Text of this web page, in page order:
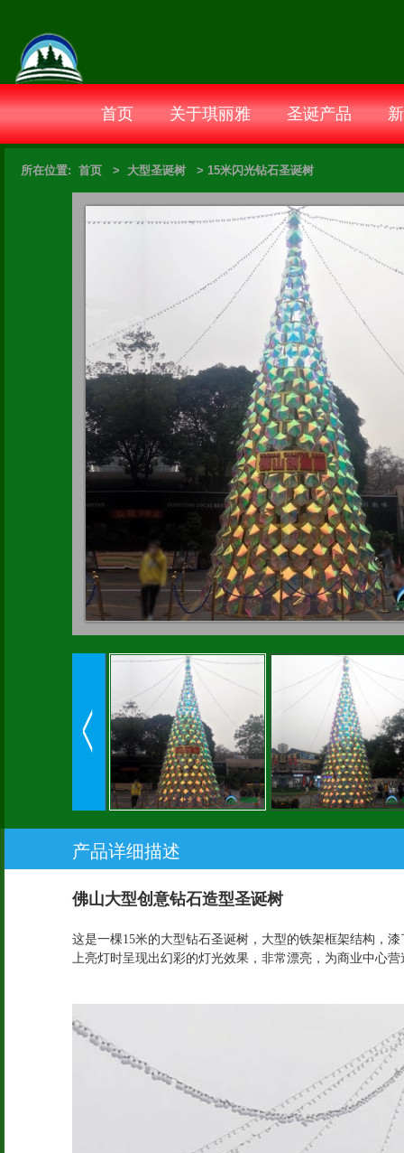
首页 关于琪丽雅 圣诞产品
所在位置: 首页 > 大型圣诞树 > 15米闪光钻石圣诞树
产品详细描述
佛山大型创意钻石造型圣诞树
这是一棵15米的大型钻石圣诞树，大型的铁架框架结构，
上亮灯时呈现出幻彩的灯光效果，非常漂亮，为商业中心